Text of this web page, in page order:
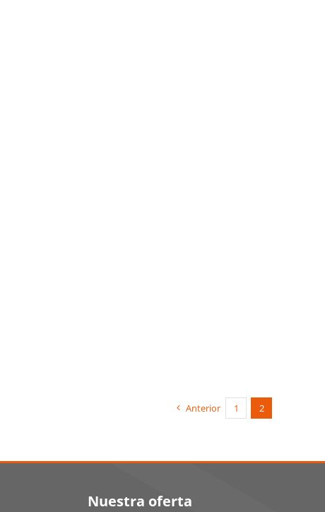
Anterior 1 2
Nuestra oferta